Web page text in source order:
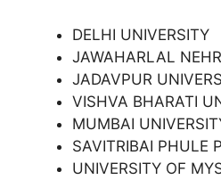
DELHI UNIVERSITY
JAWAHARLAL
JADAVPUR
VISHVA BHARATI
MUMBAI
SAVITRIBAI PHULE
UNIVERSITY OF